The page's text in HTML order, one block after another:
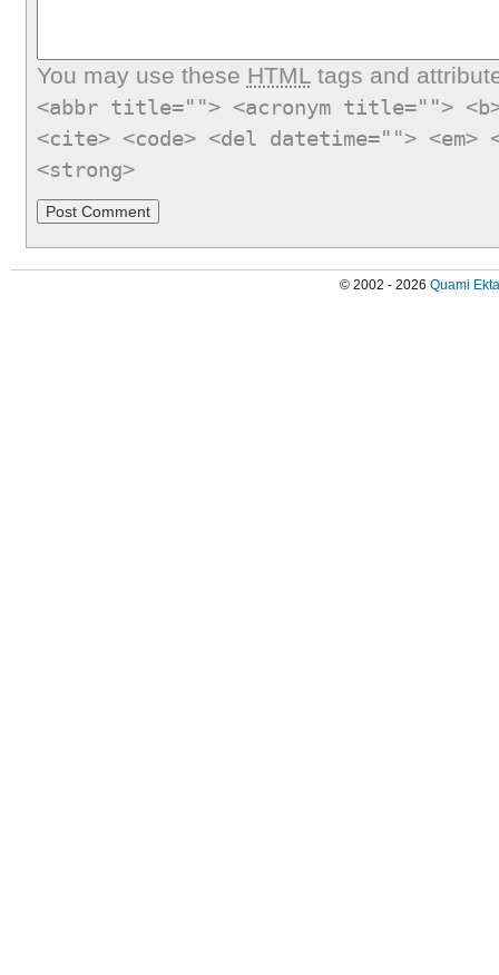
You may use these HTMLtags and
<abbr title=""> <acronym title="">
<cite> <code> <del datetime="">
<strong>
© 2002 - 2026 Quami